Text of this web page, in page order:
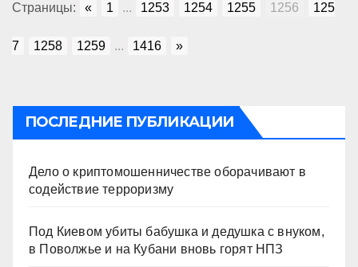
Страницы: « 1 ... 1253 1254 1255 1256 125
7 1258 1259 ... 1416 »
ПОСЛЕДНИЕ ПУБЛИКАЦИИ
Дело о криптомошенничестве оборачивают в
содействие терроризму
Под Киевом убиты бабушка и дедушка с внуком,
в Поволжье и на Кубани вновь горят НПЗ